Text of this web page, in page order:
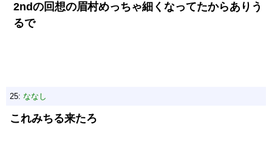
2ndの回想の眉村めっちゃ細くなってたからありう
るで
25: ななし
これみちる来たろ